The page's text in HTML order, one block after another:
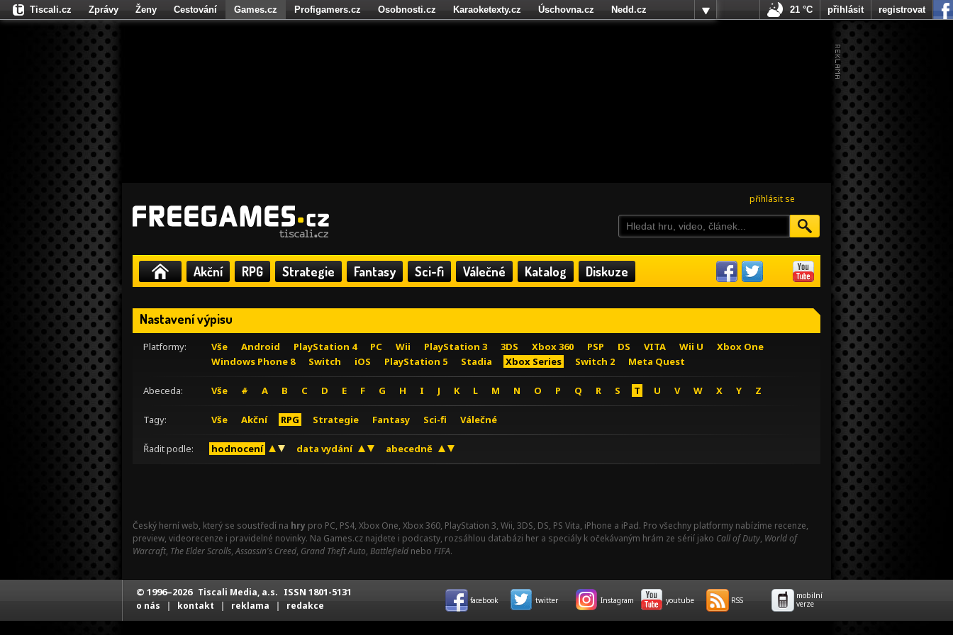
přihlásit se
Akční RPG Strategie Fantasy Sci-fi Válečné Katalog Diskuze
Nastavení výpisu
Platformy: Vše Android PlayStation 4 PC Wii PlayStation 3 3DS Xbox 360 PSP DS VITA Wii U
Xbox One
Windows Phone 8
Switch iOS PlayStation 5 Stadia Xbox Series Switch 2 Meta Quest
Abeceda: Vše # A B C D E F G H I J K L M N O P Q R S T U V W X Y Z
Tagy: Vše Akční RPG Strategie Fantasy Sci-fi Válečné
Řadit podle: hodnocení data vydání abecedně
Český herní web, který se soustředí na hry pro PC, PS4, Xbox One, Xbox 360, PlayStation 3, Wii, 3DS, DS, PS Vita, iPhone a iPad. Pro všechny platformy nabízíme recenze,
preview, videorecenze i pravidelné novinky. Na Games.cz najdete i podcasty, rozsáhlou databázi her a speciály k očekávaným hrám ze sérií jako Call of Duty, World of
Warcraft, The Elder Scrolls,Assassin's Creed, Grand Theft Auto, Battlefield nebo FIFA.
Tiscali.cz Zprávy Ženy Cestování Games.cz Profigamers.cz Osobnosti.cz Karaoketexty.cz Úschovna.cz
Nedd.cz
Fights.cz
21 °C přihlásit registrovat
© 1996–2026 Tiscali Media, a.s. ISSN 1801-5131
o nás | kontakt | reklama | redakce facebook twitter Instagram youtube RSS
mobilní
verze